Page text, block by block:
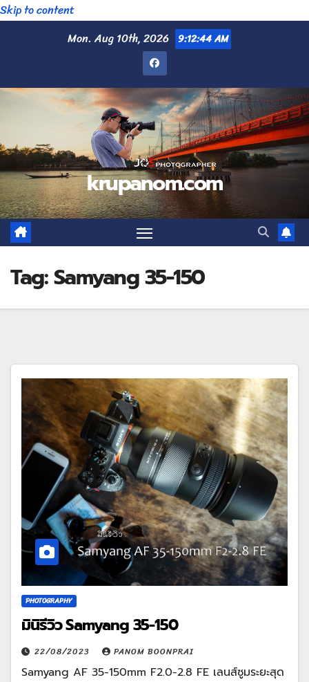
Skip to content
Mon. Aug 10th, 2026 9:12:45 AM
krupanom.com
Tag:Samyang 35-150
PHOTOGRAPHY
มินิรีวิว Samyang 35-150
22/08/2023 PANOM BOONPRAI
Samyang AF 35-150mm F2.0-2.8 FE เลนส์ซูมระยะสุด